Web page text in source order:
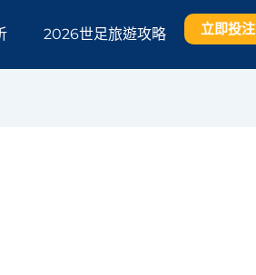
2026世足旅遊攻略 立即投注